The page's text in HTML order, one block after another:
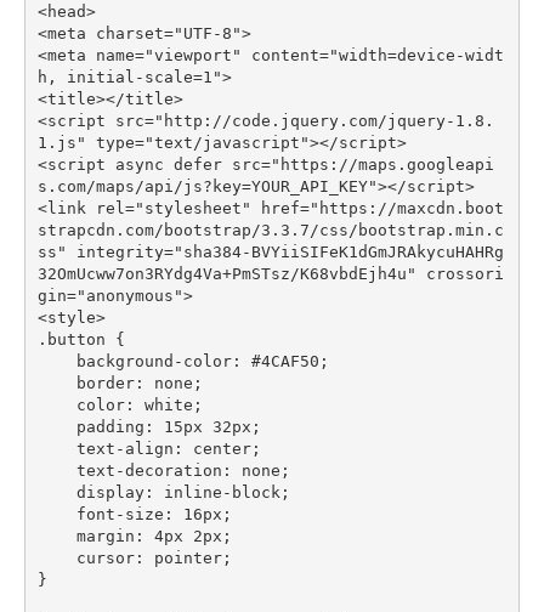
<head>
<meta charset="UTF-8">
<meta name="viewport" content="width=device-widt
h, initial-scale=1">
<title></title>
<script src="http://code.jquery.com/jquery-1.8.
1.js" type="text/javascript"></script>
<script async defer src="https://maps.googleapi
s.com/maps/api/js?key=YOUR_API_KEY"></script>
<link rel="stylesheet" href="https://maxcdn.boot
strapcdn.com/bootstrap/3.3.7/css/bootstrap.min.c
ss" integrity="sha384-BVYiiSIFeK1dGmJRAkycuHAHRg
32OmUcww7on3RYdg4Va+PmSTsz/K68vbdEjh4u" crossori
gin="anonymous">
<style>
.button {
}